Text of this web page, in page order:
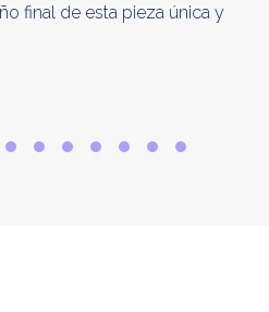
final de esta pieza única y